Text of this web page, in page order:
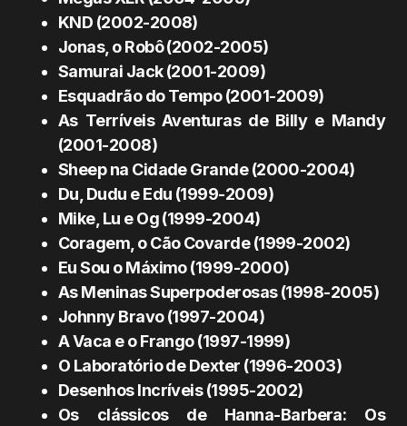
KND (2002-2008)
Jonas, o Robô (2002-2005)
Samurai Jack (2001-2009)
Esquadrão do Tempo (2001-2009)
As Terríveis Aventuras de Billy e Mandy
(2001-2008)
Sheep na Cidade Grande (2000-2004)
Du, Dudu e Edu (1999-2009)
Mike, Lu e Og (1999-2004)
Coragem, o Cão Covarde (1999-2002)
Eu Sou o Máximo (1999-2000)
As Meninas Superpoderosas (1998-2005)
Johnny Bravo (1997-2004)
A Vaca e o Frango (1997-1999)
O Laboratório de Dexter (1996-2003)
Desenhos Incríveis (1995-2002)
Os clássicos de Hanna-Barbera: Os